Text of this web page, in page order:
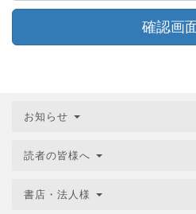
確認画
お知らせ
読者の皆様へ
書店・法人様